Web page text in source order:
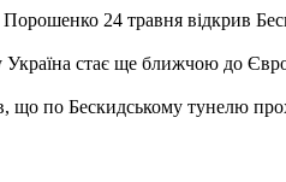
24 травня відкрив
Україна стає ще ближчою до
що по Бескидському тунелю